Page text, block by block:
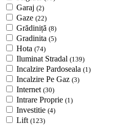
Garaj (2)
Gaze (22)
Grădiniță (8)
Gradinita (5)
Hota (74)
Iluminat Stradal (139)
Incalzire Pardoseala (1)
Incalzire Pe Gaz (3)
Internet (30)
Intrare Proprie (1)
Investitie (4)
Lift (123)